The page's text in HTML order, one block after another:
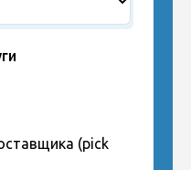
(pick